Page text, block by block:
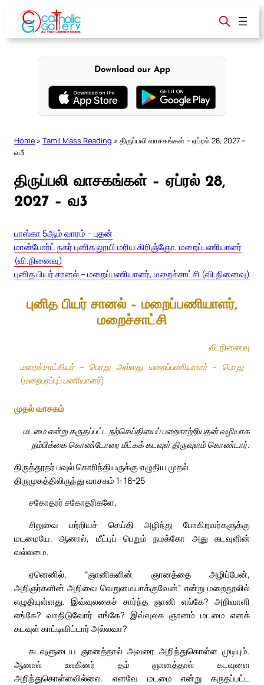
content
Download our App
Home » Tamil Mass Reading » திருப்பலி வாசகங்கள் – ஏப்ரல் 28, 2027 –
வ3
திருப்பலி வாசகங்கள் – ஏப்ரல் 28,
2027 – வ3
பாஸ்கா 5ஆம் வாரம் – புதன்
மான்போர்ட் நகர் புனித லூயி மரிய கிரிஞ்ஞோ, மறைப்பணியாளர்
(வி.நினைவு)
புனித பியர் சானல் – மறைப்பணியாளர், மறைச்சாட்சி (வி.நினைவு)
புனித பியர் சானல் – மறைப்பணியாளர்,
மறைச்சாட்சி
வி.நினைவு
மறைச்சாட்சியர் – பொது அல்லது மறைப்பணியாளர் – பொது
(மறைபரப்புப் பணியாளர்)
முதல் வாசகம்
மடமை என்று கருதப்பட்ட நற்செய்தியைப் பறைசாற்றியதன் வழியாக
நம்பிக்கை கொண்டோரை மீட்கக் கடவுள் திருவுளம் கொண்டார்.
திருத்தூதர் பவுல் கொரிந்தியருக்கு எழுதிய முதல்
திருமுகத்திலிருந்து வாசகம் 1: 18-25
சகோதரர் சகோதரிகளே,
சிலுவை பற்றியச் செய்தி அழிந்து போகிறவர்களுக்கு
மடமையே. ஆனால், மீட்புப் பெறும் நமக்கோ அது கடவுளின்
வல்லமை.
ஏனெனில், “ஞானிகளின் ஞானத்தை அழிப்பேன்,
அறிஞர்களின் அறிவை வெறுமையாக்குவேன்” என்று மறைநூலில்
எழுதியுள்ளது. இவ்வுலகைச் சார்ந்த ஞானி எங்கே? அறிவாளி
எங்கே? வாதிடுவோர் எங்கே? இவ்வுலக ஞானம் மடமை எனக்
கடவுள் காட்டிவிட்டார் அல்லவா?
கடவுளுடைய ஞானத்தால் அவரை அறிந்துகொள்ள முடியும்.
ஆனால் உலகினர் தம் ஞானத்தால் கடவுளை
அறிந்துகொள்ளவில்லை. எனவே மடமை என்று கருதப்பட்ட